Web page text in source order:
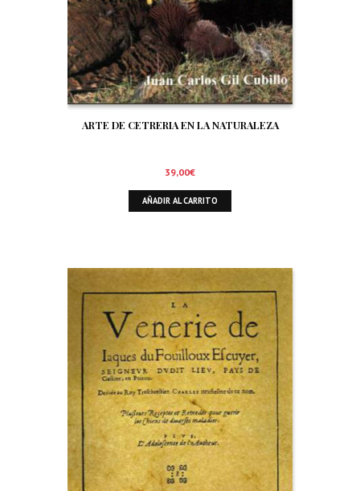
ARTE DE CETRERIA EN LA NATURALEZA
39,00€
AÑADIR AL CARRITO